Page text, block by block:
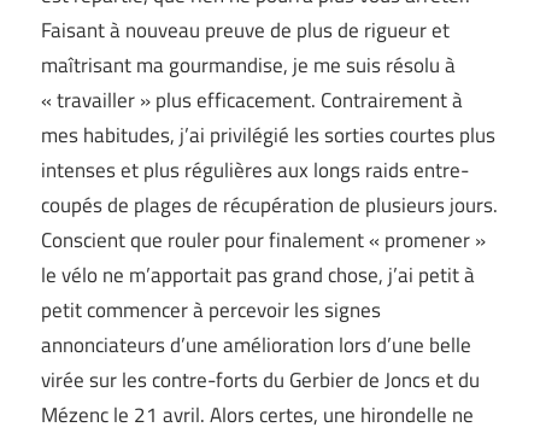
Faisant à nouveau preuve de plus de rigueur et
maîtrisant ma gourmandise, je me suis résolu à
« travailler » plus efficacement. Contrairement à
mes habitudes, j’ai privilégié les sorties courtes plus
intenses et plus régulières aux longs raids entre-
coupés de plages de récupération de plusieurs jours.
Conscient que rouler pour finalement « promener »
le vélo ne m’apportait pas grand chose, j’ai petit à
petit commencer à percevoir les signes
annonciateurs d’une amélioration lors d’une belle
virée sur les contre-forts du Gerbier de Joncs et du
Mézenc le 21 avril. Alors certes, une hirondelle ne